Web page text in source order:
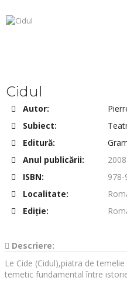
Cidul
Autor:
Subiect:
Editură:
Anul publicării:
2008
ISBN:
Localitate:
Ediţie:
Descriere:
Le Cide (Cidul),piatra de
temetic fundamental între